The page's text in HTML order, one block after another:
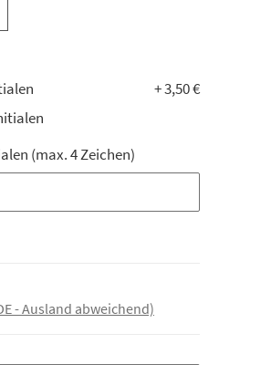
+ 3,50 €
(max. 4 Zeichen)
- Ausland abweichend)